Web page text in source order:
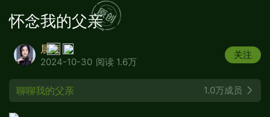
怀念我的父亲
晨曦
2024-10-30 阅读 1.6万
关注
聊聊我的父亲 1.0万成员